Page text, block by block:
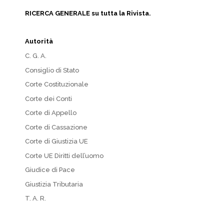
RICERCA GENERALE su tutta la Rivista.
Autorità
C. G. A.
Consiglio di Stato
Corte Costituzionale
Corte dei Conti
Corte di Appello
Corte di Cassazione
Corte di Giustizia UE
Corte UE Diritti dell’uomo
Giudice di Pace
Giustizia Tributaria
T. A. R.